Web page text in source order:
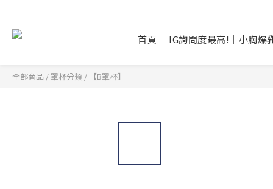
首頁 IG詢問度最高!｜小胸爆
全部商品 / 罩杯分類 / 【B罩杯】